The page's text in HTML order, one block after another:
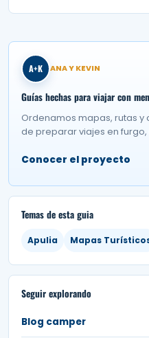
A+K ANA Y KEVIN
Guías hechas para viajar con
Ordenamos mapas, rutas
de preparar viajes en
Conocer el proyecto
Temas de esta guia
Apulia Mapas
Seguir explorando
Blog camper